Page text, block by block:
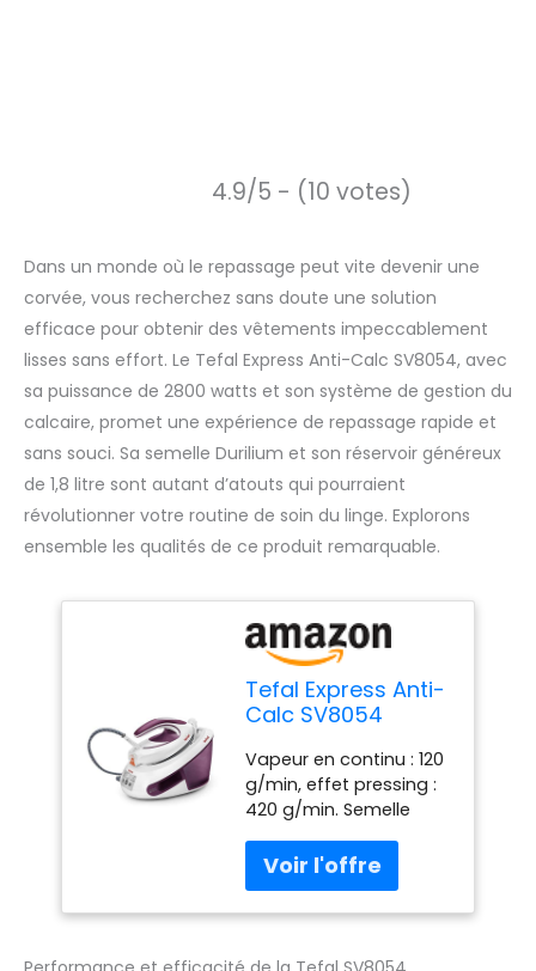
4.9/5 - (10 votes)
Dans un monde où le repassage peut vite devenir une
corvée, vous recherchez sans doute une solution
efficace pour obtenir des vêtements impeccablement
lisses sans effort. Le Tefal Express Anti-Calc SV8054, avec
sa puissance de 2800 watts et son système de gestion du
calcaire, promet une expérience de repassage rapide et
sans souci. Sa semelle Durilium et son réservoir généreux
de 1,8 litre sont autant d’atouts qui pourraient
révolutionner votre routine de soin du linge. Explorons
ensemble les qualités de ce produit remarquable.
Tefal Express Anti-
Calc SV8054
2800 W 1,8 l
Duriliumsohle
Violett - Wei?
(SV8054)
Vapeur en continu : 120
g/min, effet pressing :
420 g/min. Semelle
Particulièrement
antidérapante et
résistante aux rayures.
intégré : Durable.